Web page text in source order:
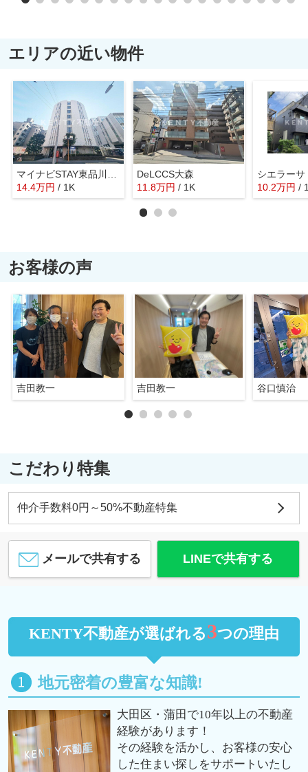
エリアの近い物件
マイナビSTAY東品川（レジディア東品川）
14.4万円 / 1K
DeLCCS大森
11.8万円 / 1K
シエラーサ
10.2万円 /
お客様の声
吉田教一 吉田教一 谷口慎治
こだわり特集
仲介手数料0円～50%不動産特集
メールで共有する LINEで共有する
KENTY不動産が選ばれる3つの理由
地元密着の豊富な知識!
大田区・蒲田で10年以上の不動産
経験があります！
その経験を活かし、お客様の安心
した住まい探しをサポートいたし